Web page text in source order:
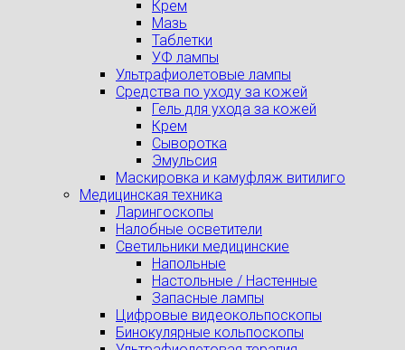
Крем
Мазь
Таблетки
УФ лампы
Ультрафиолетовые лампы
Средства по уходу за кожей
Гель для ухода за кожей
Крем
Сыворотка
Эмульсия
Маскировка и камуфляж витилиго
Медицинская техника
Ларингоскопы
Налобные осветители
Светильники медицинские
Напольные
Настольные / Настенные
Запасные лампы
Цифровые видеокольпоскопы
Бинокулярные кольпоскопы